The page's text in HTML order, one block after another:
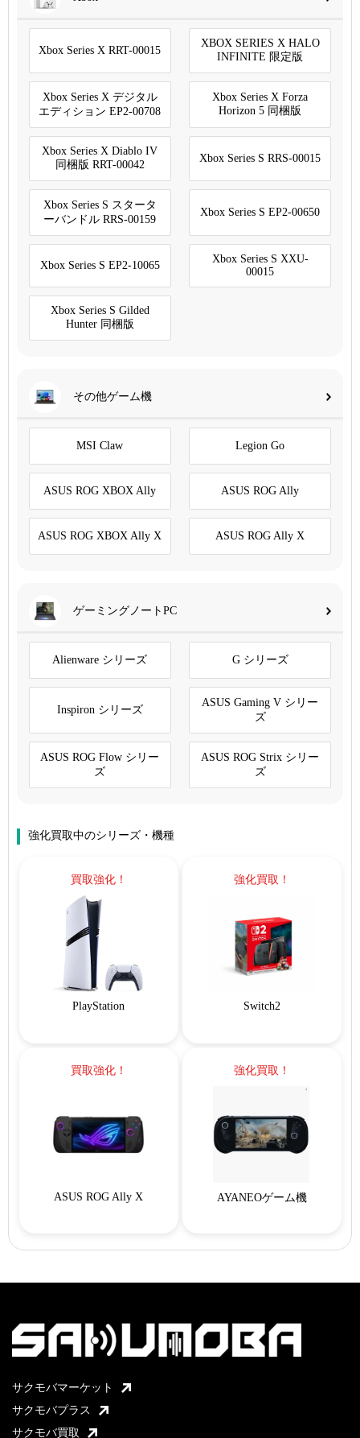
Xbox Series X RRT-00015
XBOX SERIES X HALO
INFINITE 限定版
Xbox Series X デジタル
エディション EP2-00708
Xbox Series X Forza
Horizon 5 同梱版
Xbox Series X Diablo IV
同梱版 RRT-00042
Xbox Series S RRS-00015
Xbox Series S スタータ
ーバンドル RRS-00159
Xbox Series S EP2-00650
Xbox Series S EP2-10065
Xbox Series S XXU-
00015
Xbox Series S Gilded
Hunter 同梱版
その他ゲーム機
MSI Claw Legion Go
ASUS ROG XBOX Ally ASUS ROG Ally
ASUS ROG XBOX Ally X ASUS ROG Ally X
ゲーミングノートPC
Alienware シリーズ G シリーズ
Inspiron シリーズ
ASUS Gaming V シリー
ズ
ASUS ROG Flow シリー
ズ
ASUS ROG Strix シリー
ズ
強化買取中のシリーズ・機種
買取強化！
PlayStation
強化買取！
Switch2
買取強化！
ASUS ROG Ally X
強化買取！
AYANEOゲーム機
サクモバマーケット
サクモバプラス
サクモバ買取